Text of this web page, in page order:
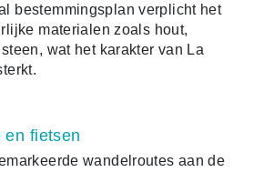
bestemmingsplan verplicht het
materialen zoals hout,
wat het karakter van La
en fietsen
wandelroutes aan de